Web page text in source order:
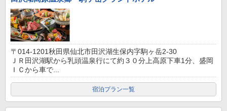
〒014-1201秋田県仙北市田沢湖生保内字駒ヶ岳2-30
ＪＲ田沢湖駅から乳頭温泉行にて約３０分上高原下車1分、盛岡
ＩＣから車で...
宿泊プラン一覧